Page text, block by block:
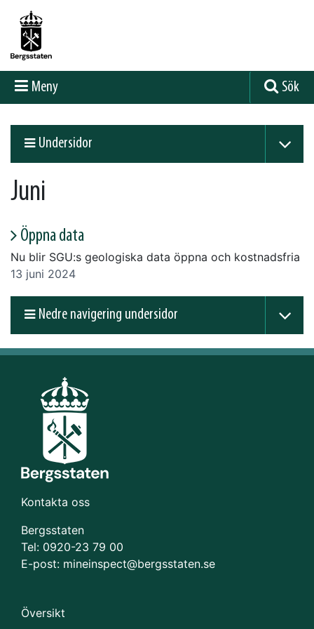
Meny Sök
Undersidor
Juni
Öppna data
Nu blir SGU:s geologiska data öppna och kostnadsfria
13 juni 2024
Nedre navigering undersidor
Kontakta oss
Bergsstaten
Tel: 0920-23 79 00
E-post: mineinspect@bergsstaten.se
Översikt